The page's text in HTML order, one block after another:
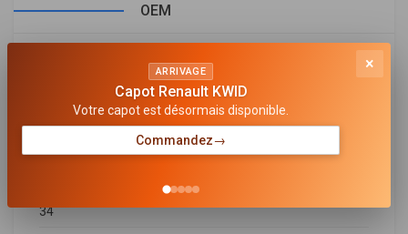
OEM
LONGUEUR [MM]
34
×
ARRIVAGE
Capot Renault KWID
Votre capot est désormais disponible.
Commandez→